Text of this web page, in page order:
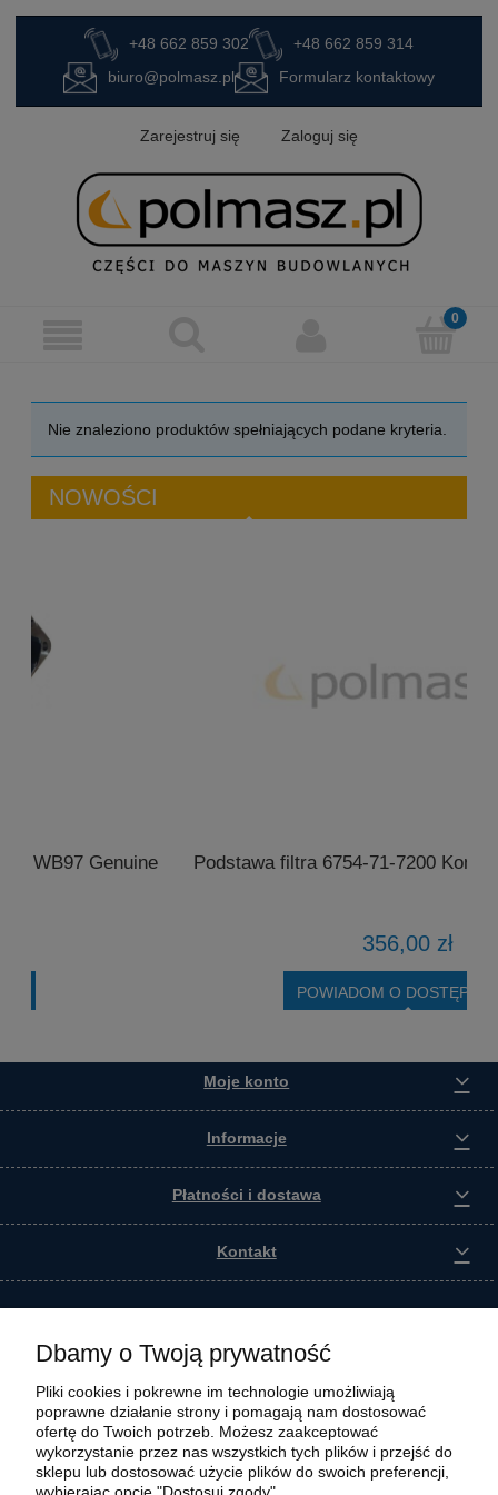
+48 662 859 302
+48 662 859 314
biuro@polmasz.pl
Formularz kontaktowy
Zarejestruj się Zaloguj się
Nie znaleziono produktów spełniających podane kryteria.
NOWOŚCI
Podstawa filtra 6754-71-7200 Komatsu SAA6D107E
POWIADOM O DOSTĘPNOŚCI
Moje konto
Informacje
Płatności i dostawa
Kontakt
Dbamy o Twoją prywatność
Pliki cookies i pokrewne im technologie umożliwiają
poprawne działanie strony i pomagają nam dostosować
ofertę do Twoich potrzeb. Możesz zaakceptować
wykorzystanie przez nas wszystkich tych plików i przejść do
sklepu lub dostosować użycie plików do swoich preferencji,